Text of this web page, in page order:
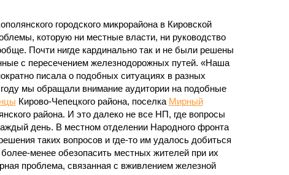
городского микрорайона в Кировской
которую ни местные власти, ни руководство
Почти нигде кардинально так и не были решены
с пересечением железнодорожных путей. «Наша
писала о подобных ситуациях в разных
мы обращали внимание аудитории на подобные
Кирово-Чепецкого района, поселка Мирный
района. И это далеко не все НП, где вопросы
день. В местном отделении Народного фронта
таких вопросов и где-то им удалось добиться
менее обезопасить местных жителей при их
проблема, связанная с вживлением железной